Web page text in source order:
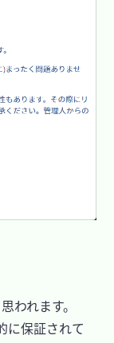
われます。
に保証されて